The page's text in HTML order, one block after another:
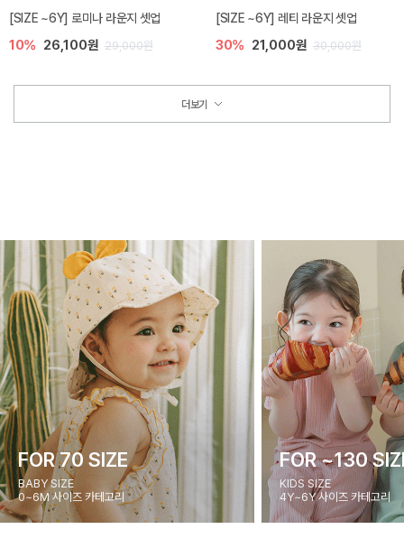
[SIZE ~6Y] 로미나 라운지 셋업
10% 26,100원 29,000원
[SIZE ~6Y] 레티 라운지 셋업
30% 21,000원 30,000원
더보기
FOR 70 SIZE
BABY SIZE
0~6M 사이즈 카테고리
FOR ~130
KIDS SIZE
4Y~6Y 사이즈 카테고리